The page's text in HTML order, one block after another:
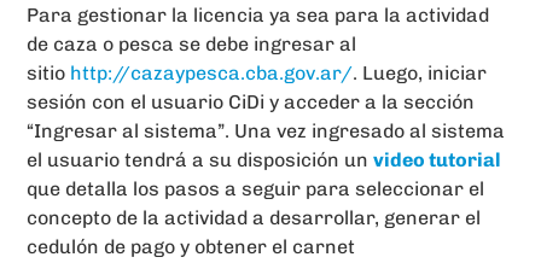
Para gestionar la licencia ya sea para la actividad
de caza o pesca se debe ingresar al
sitio http://cazaypesca.cba.gov.ar/. Luego, iniciar
sesión con el usuario CiDi y acceder a la sección
“Ingresar al sistema”. Una vez ingresado al sistema
el usuario tendrá a su disposición unvideo tutorial
que detalla los pasos a seguir para seleccionar el
concepto de la actividad a desarrollar, generar el
cedulón de pago y obtener el carnet